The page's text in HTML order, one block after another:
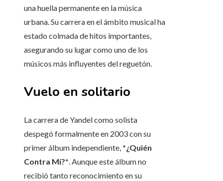
una huella permanente en la música
urbana. Su carrera en el ámbito musical ha
estado colmada de hitos importantes,
asegurando su lugar como uno de los
músicos más influyentes del reguetón.
Vuelo en solitario
La carrera de Yandel como solista
despegó formalmente en 2003 con su
primer álbum independiente, *¿Quién
Contra Mí?*. Aunque este álbum no
recibió tanto reconocimiento en su